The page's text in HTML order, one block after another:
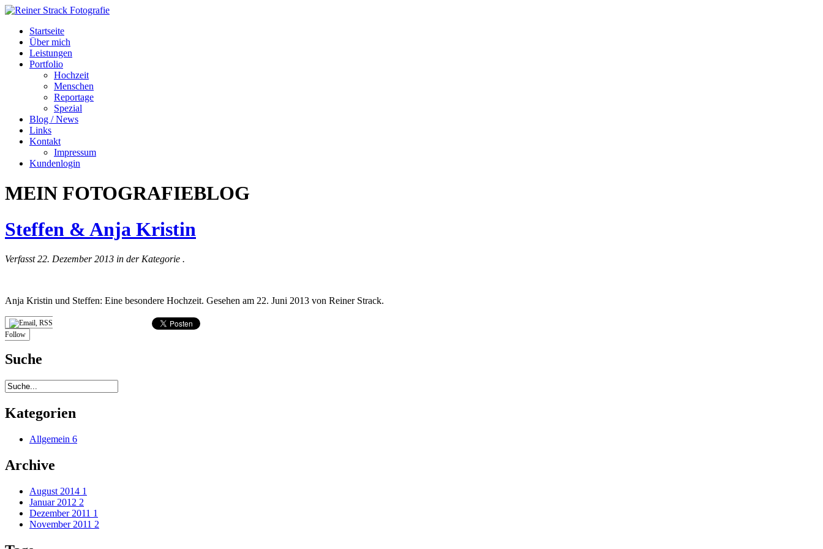
Startseite
Über mich
Leistungen
Portfolio
Hochzeit
Menschen
Reportage
Spezial
Blog / News
Links
Kontakt
Impressum
Kundenlogin
MEIN FOTOGRAFIEBLOG
Steffen & Anja Kristin
Verfasst 22. Dezember 2013 in der Kategorie .
Anja Kristin und Steffen: Eine besondere Hochzeit. Gesehen am 22. Juni 2013 von Reiner Strack.
Follow
Suche
Kategorien
Allgemein 6
Archive
August 2014 1
Januar 2012 2
Dezember 2011 1
November 2011 2